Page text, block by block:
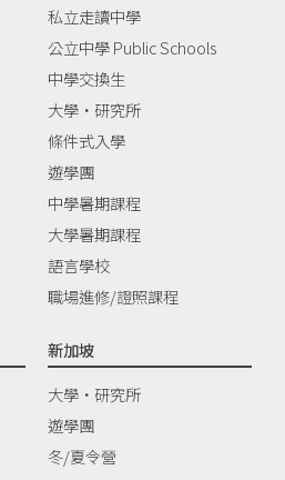
私立走讀中學
公立中學 Public Schools
中學交換生
大學‧研究所
條件式入學
遊學團
中學暑期課程
大學暑期課程
語言學校
職場進修/證照課程
新加坡
大學‧研究所
遊學團
冬/夏令營